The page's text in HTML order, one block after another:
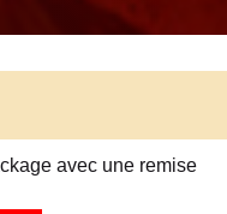
avec une remise